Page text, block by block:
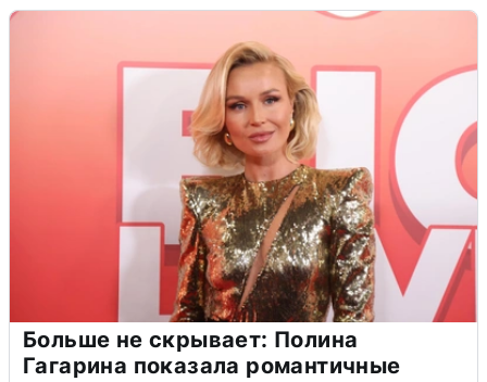
Больше не скрывает: Полина
Гагарина показала романтичные